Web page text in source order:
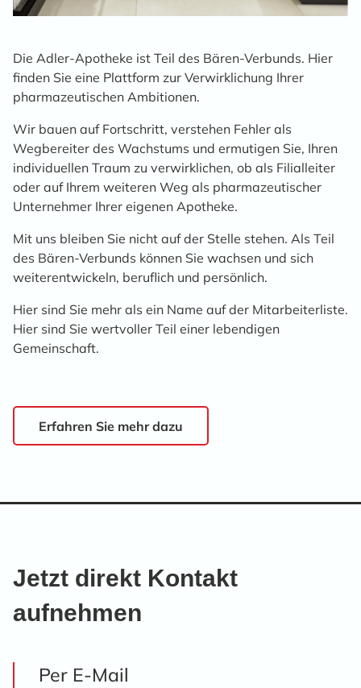
Die Adler-Apotheke ist Teil des Bären-Verbunds. Hier
finden Sie eine Plattform zur Verwirklichung Ihrer
pharmazeutischen Ambitionen.
Wir bauen auf Fortschritt, verstehen Fehler als
Wegbereiter des Wachstums und ermutigen Sie, Ihren
individuellen Traum zu verwirklichen, ob als Filialleiter
oder auf Ihrem weiteren Weg als pharmazeutischer
Unternehmer Ihrer eigenen Apotheke.
Mit uns bleiben Sie nicht auf der Stelle stehen. Als Teil
des Bären-Verbunds können Sie wachsen und sich
weiterentwickeln, beruflich und persönlich.
Hier sind Sie mehr als ein Name auf der Mitarbeiterliste.
Hier sind Sie wertvoller Teil einer lebendigen
Gemeinschaft.
Erfahren Sie mehr dazu
Jetzt direkt Kontakt
aufnehmen
Per E-Mail